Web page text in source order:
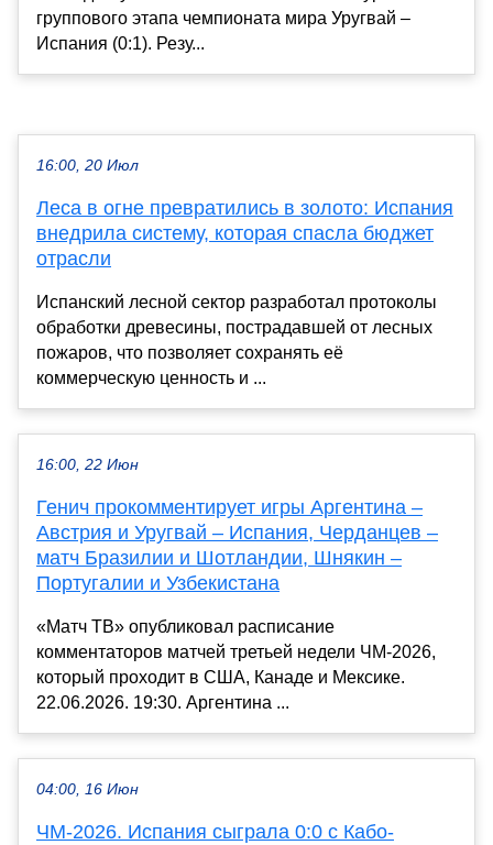
группового этапа чемпионата мира Уругвай –
Испания (0:1). Резу...
16:00, 20 Июл
Леса в огне превратились в золото: Испания
внедрила систему, которая спасла бюджет
отрасли
Испанский лесной сектор разработал протоколы
обработки древесины, пострадавшей от лесных
пожаров, что позволяет сохранять её
коммерческую ценность и ...
16:00, 22 Июн
Генич прокомментирует игры Аргентина –
Австрия и Уругвай – Испания, Черданцев –
матч Бразилии и Шотландии, Шнякин –
Португалии и Узбекистана
«Матч ТВ» опубликовал расписание
комментаторов матчей третьей недели ЧМ-2026,
который проходит в США, Канаде и Мексике.
22.06.2026. 19:30. Аргентина ...
04:00, 16 Июн
ЧМ-2026. Испания сыграла 0:0 с Кабо-